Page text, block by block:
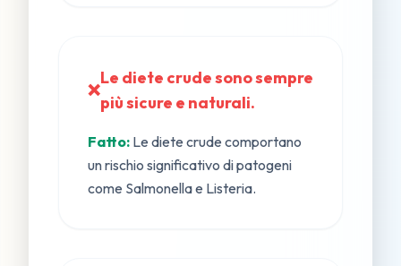
❌
Le diete crude sono sempre
più sicure e naturali.
Fatto: Le diete crude comportano
un rischio significativo di patogeni
come Salmonella e Listeria.